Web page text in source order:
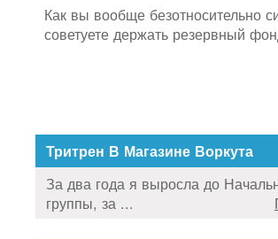
Как вы вообще безотносительно
советуете держать резервный
Тритрен В Магазине Воркута
За два года я выросла до
группы, за ...